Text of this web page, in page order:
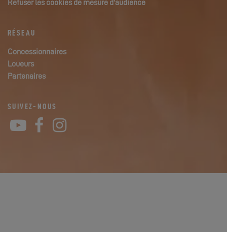
Refuser les cookies de mesure d'audience
RÉSEAU
Concessionnaires
Loueurs
Partenaires
SUIVEZ-NOUS
YouTube
Facebook
Instagram